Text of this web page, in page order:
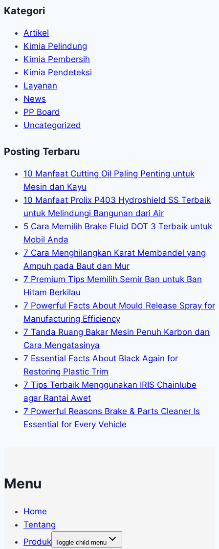
Kategori
Artikel
Kimia Pelindung
Kimia Pembersih
Kimia Pendeteksi
Layanan
News
PP Board
Uncategorized
Posting Terbaru
10 Manfaat Cutting Oil Paling Penting untuk
Mesin dan Kayu
10 Manfaat Prolix P403 Hydroshield SS Terbaik
untuk Melindungi Bangunan dari Air
5 Cara Memilih Brake Fluid DOT 3 Terbaik untuk
Mobil Anda
7 Cara Menghilangkan Karat Membandel yang
Ampuh pada Baut dan Mur
7 Premium Tips Memilih Semir Ban untuk Ban
Hitam Berkilau
7 Powerful Facts About Mould Release Spray for
Manufacturing Efficiency
7 Tanda Ruang Bakar Mesin Penuh Karbon dan
Cara Mengatasinya
7 Essential Facts About Black Again for
Restoring Plastic Trim
7 Tips Terbaik Menggunakan IRIS Chainlube
agar Rantai Awet
7 Powerful Reasons Brake & Parts Cleaner Is
Essential for Every Vehicle
Menu
Home
Tentang
Produk Toggle child menu